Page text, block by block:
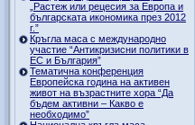
„Растеж или рецесия за Европа и
българската икономика през 2012
г.”
Кръгла маса с международно
участие “Антикризисни политики в
ЕС и България”
Тематична конференция
Европейска година на активен
живот на възрастните хора “Да
бъдем активни – Какво е
необходимо”